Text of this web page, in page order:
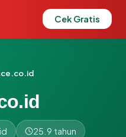
Cek Gratis
25.9 tahun